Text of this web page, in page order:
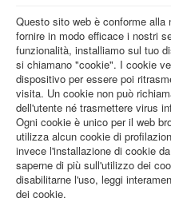
ATTIVITA'
MUSEI
EVENTI
Questo sito web è conforme
fornire in modo efficace i nostri
funzionalità, installiamo sul tuo
si chiamano "cookie". I cookie
dispositivo per essere poi
visita. Un cookie non può
dell'utente né trasmettere virus
Ogni cookie è unico per il web
utilizza alcun cookie di
invece l'installazione di cookie
saperne di più sull'utilizzo dei
disabilitarne l'uso, leggi
dei cookie.